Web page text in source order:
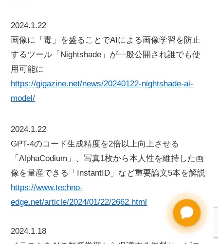
2024.1.22
画像に「毒」を盛ることでAIによる画像学習を防止
するツール「Nightshade」が一般公開され誰でも使
用可能に
https://gigazine.net/news/20240122-nightshade-ai-
model/
2024.1.22
GPT-4のコード生成精度を2倍以上向上させる
「AlphaCodium」、写真1枚から本人性を維持した画
像を量産できる「InstantID」など重要論文5本を解説
https://www.techno-
edge.net/article/2024/01/22/2662.html
2024.1.18